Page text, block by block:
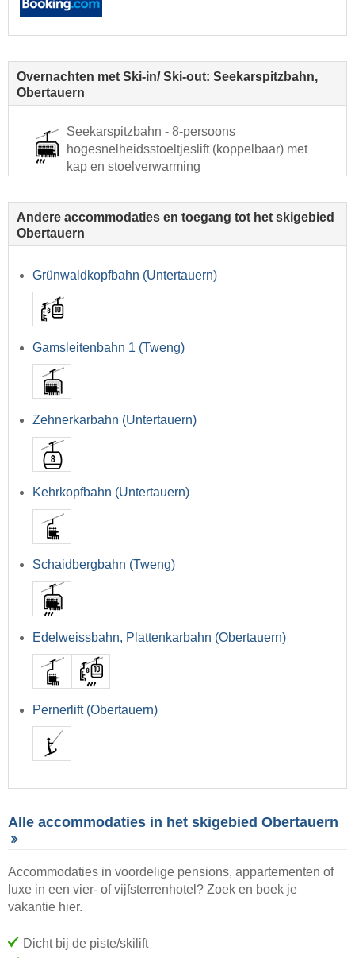
Overnachten met Ski-in/ Ski-out: Seekarspitzbahn,
Obertauern
Seekarspitzbahn - 8-persoons
hogesnelheidsstoeltjeslift (koppelbaar) met
kap en stoelverwarming
Andere accommodaties en toegang tot het skigebied
Obertauern
Grünwaldkopfbahn (Untertauern)
Gamsleitenbahn 1 (Tweng)
Zehnerkarbahn (Untertauern)
Kehrkopfbahn (Untertauern)
Schaidbergbahn (Tweng)
Edelweissbahn, Plattenkarbahn (Obertauern)
Pernerlift (Obertauern)
Alle accommodaties in het skigebied Obertauern
Accommodaties in voordelige pensions, appartementen of
luxe in een vier- of vijfsterrenhotel? Zoek en boek je
vakantie hier.
Dicht bij de piste/skilift